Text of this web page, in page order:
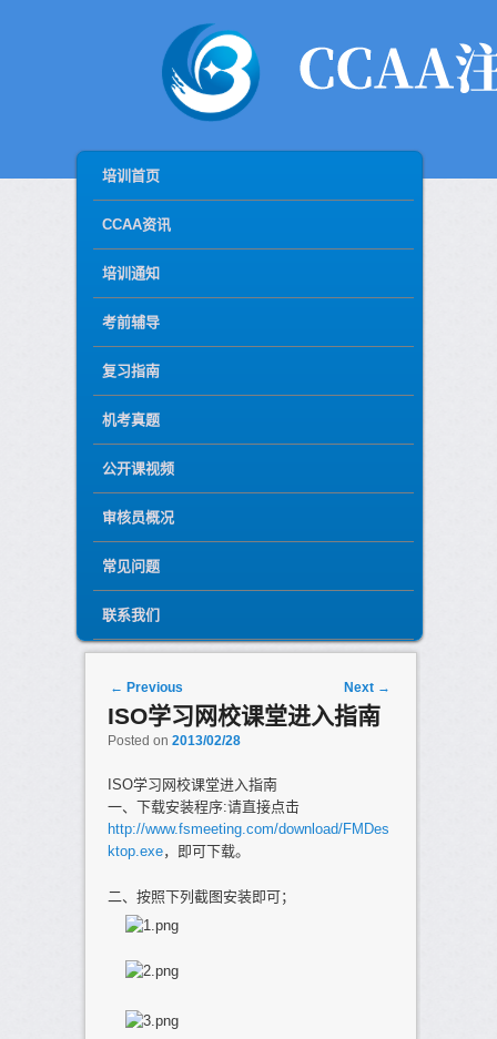
SKIP TO PRIMARY CONTENT
SKIP TO SECONDARY CONTENT
培训首页
CCAA资讯
培训通知
考前辅导
复习指南
机考真题
公开课视频
审核员概况
常见问题
联系我们
Post navigation
← Previous Next →
ISO学习网校课堂进入指南
Posted on 2013/02/28
ISO学习网校课堂进入指南
一、下载安装程序:请直接点击
http://www.fsmeeting.com/download/FMDes
ktop.exe，即可下载。
二、按照下列截图安装即可；